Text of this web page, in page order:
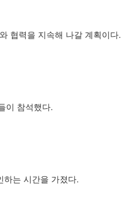
협력을 지속해 나갈 계획이다.
이 참석했다.
하는 시간을 가졌다.